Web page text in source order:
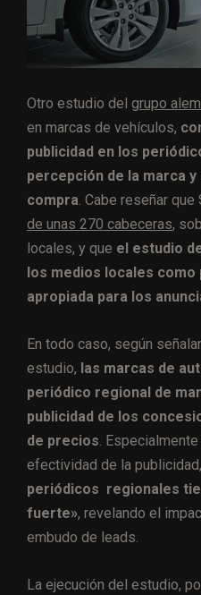
Otro estudio del grupo
en marcas de vehículos,
publicidad en los
percepción de la marca
compra . Cabe reseñar
de unas 270 cabeceras,
locales, y que el estudio
los medios locales como
apropiada para los
En todo caso, según
estudio, las marcas de
periódico regional de
publicidad de los
de precios .
efectividad de la
periódicos regionales
fuerte», revelando el
embudo de leads.
La ejecución del estudio,